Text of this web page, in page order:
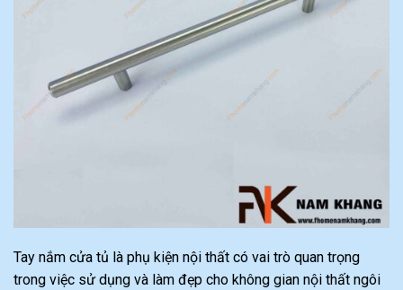
Tay nắm cửa tủ là phụ kiện nội thất có vai trò quan trọng
trong việc sử dụng và làm đẹp cho không gian nội thất ngôi